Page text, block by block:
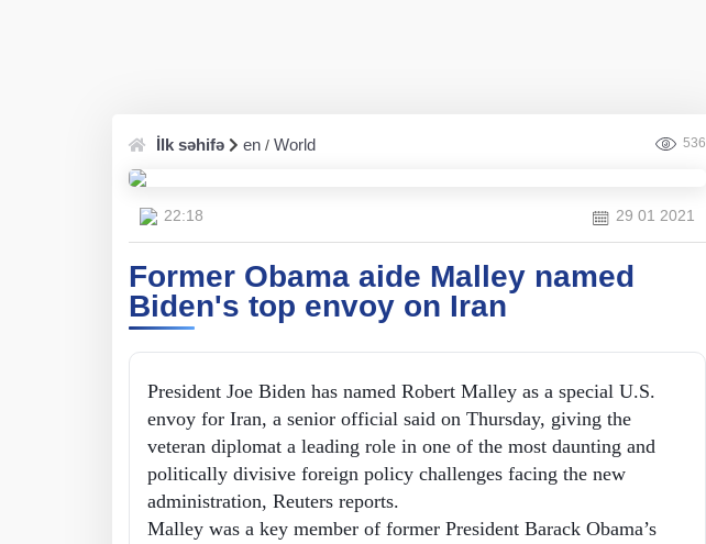
İlk səhifə en / World 536
22:18 29 01 2021
Former Obama aide Malley named
Biden's top envoy on Iran
President Joe Biden has named Robert Malley as a special U.S.
envoy for Iran, a senior official said on Thursday, giving the
veteran diplomat a leading role in one of the most daunting and
politically divisive foreign policy challenges facing the new
administration, Reuters reports.
Malley was a key member of former President Barack Obama’s